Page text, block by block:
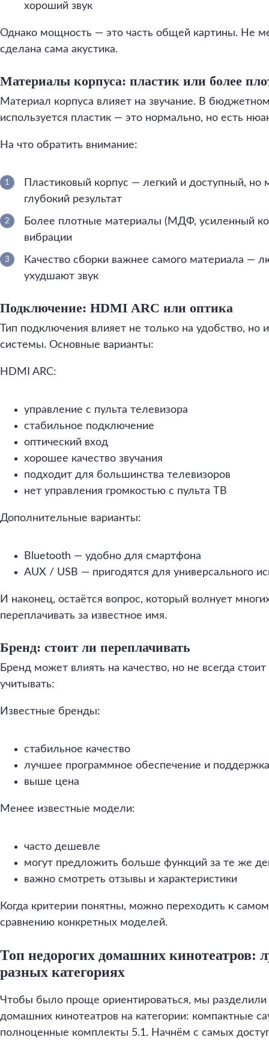
хороший звук
Однако мощность — это часть общей картины. Не
сделана сама акустика.
Материалы корпуса: пластик или более
Материал корпуса влияет на звучание. В
используется пластик — это нормально, но есть
На что обратить внимание:
Пластиковый корпус — легкий и доступный, но
глубокий результат
Более плотные материалы (МДФ, усиленный
вибрации
Качество сборки важнее самого материала —
ухудшают звук
Подключение: HDMI ARC или оптика
Тип подключения влияет не только на удобство, но
системы. Основные варианты:
HDMI ARC:
управление с пульта телевизора
стабильное подключение
оптический вход
хорошее качество звучания
подходит для большинства телевизоров
нет управления громкостью с пульта ТВ
Дополнительные варианты:
Bluetooth — удобно для смартфона
AUX / USB — пригодятся для универсального
И наконец, остаётся вопрос, который волнует
переплачивать за известное имя.
Бренд: стоит ли переплачивать
Бренд может влиять на качество, но не всегда
учитывать:
Известные бренды:
стабильное качество
лучшее программное обеспечение и поддержка
выше цена
Менее известные модели:
часто дешевле
могут предложить больше функций за те же
важно смотреть отзывы и характеристики
Когда критерии понятны, можно переходить к
сравнению конкретных моделей.
Топ недорогих домашних кинотеатров:
разных категориях
Чтобы было проще ориентироваться, мы
домашних кинотеатров на категории: компактные
полноценные комплекты 5.1. Начнём с самых